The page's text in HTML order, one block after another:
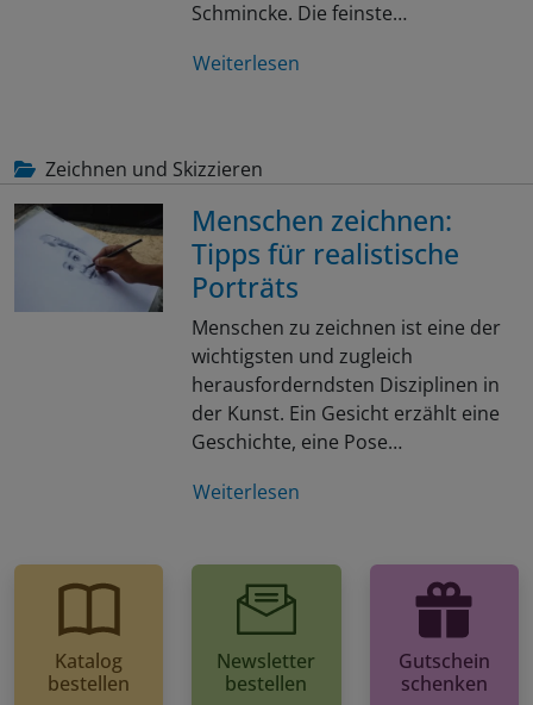
Schmincke. Die feinste…
Weiterlesen
Zeichnen und Skizzieren
Menschen zeichnen:
Tipps für realistische
Porträts
Menschen zu zeichnen ist eine der
wichtigsten und zugleich
herausforderndsten Disziplinen in
der Kunst. Ein Gesicht erzählt eine
Geschichte, eine Pose…
Weiterlesen
Katalog
bestellen
Newsletter
bestellen
Gutschein
schenken